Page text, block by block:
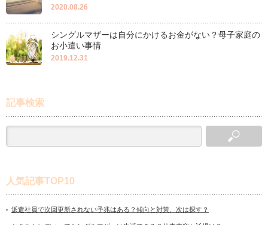
2020.08.26
シングルマザーは自分にかけるお金がない？母子家庭の
お小遣い事情
2019.12.31
記事検索
人気記事TOP10
派遣社員で次回更新されない予兆はある？傾向と対策、次は探す？